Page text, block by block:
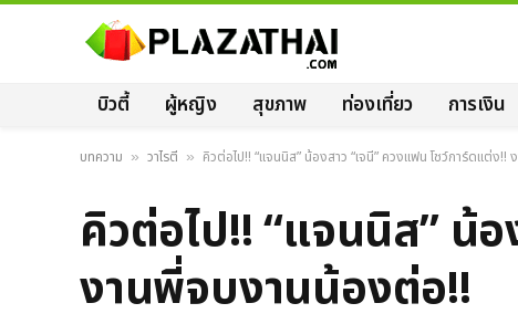
บิวตี้ ผู้หญิง สุขภาพ ท่องเที่ยว การเงิน
บทความ » วาไรตี้ » คิวต่อไป!! “แจนนิส” น้องสาว “เจนี่” ควงแฟน โชว์การ์ดแต่ง
คิวต่อไป!! “แจนนิส” น้
งานพี่จบงานน้องต่อ!!